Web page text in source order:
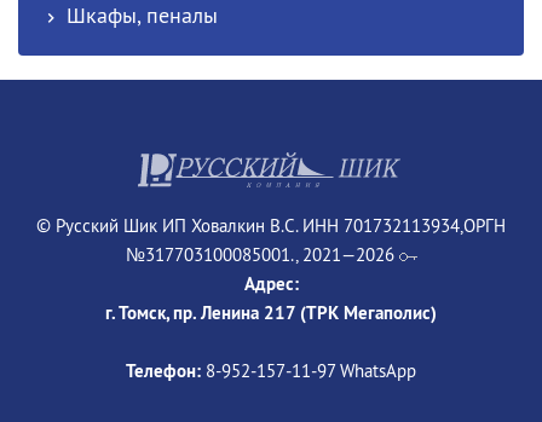
Шкафы, пеналы
© Русский Шик ИП Ховалкин В.С. ИНН 701732113934,ОРГН
№317703100085001., 2021—2026
Адрес:
г. Томск, пр. Ленина 217 (ТРК Мегаполис)
Телефон: 8-952‒157‒11‒97 WhatsApp